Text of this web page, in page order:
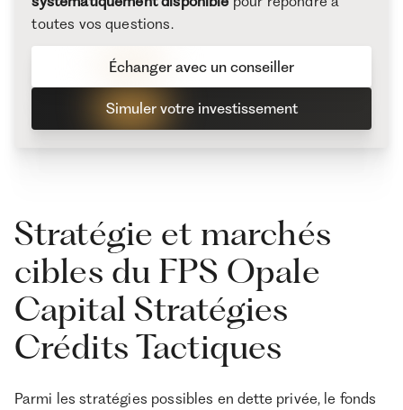
toutes vos questions.
Simuler votre investissement
Échanger avec un conseiller
Stratégie et marchés
cibles du FPS Opale
Capital Stratégies
Crédits Tactiques
Parmi les stratégies possibles en dette privée, le fonds